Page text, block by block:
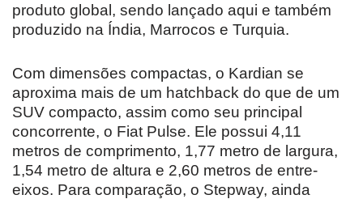
produto global, sendo lançado aqui e também
produzido na Índia, Marrocos e Turquia.
Com dimensões compactas, o Kardian se
aproxima mais de um hatchback do que de um
SUV compacto, assim como seu principal
concorrente, o Fiat Pulse. Ele possui 4,11
metros de comprimento, 1,77 metro de largura,
1,54 metro de altura e 2,60 metros de entre-
eixos. Para comparação, o Stepway, ainda